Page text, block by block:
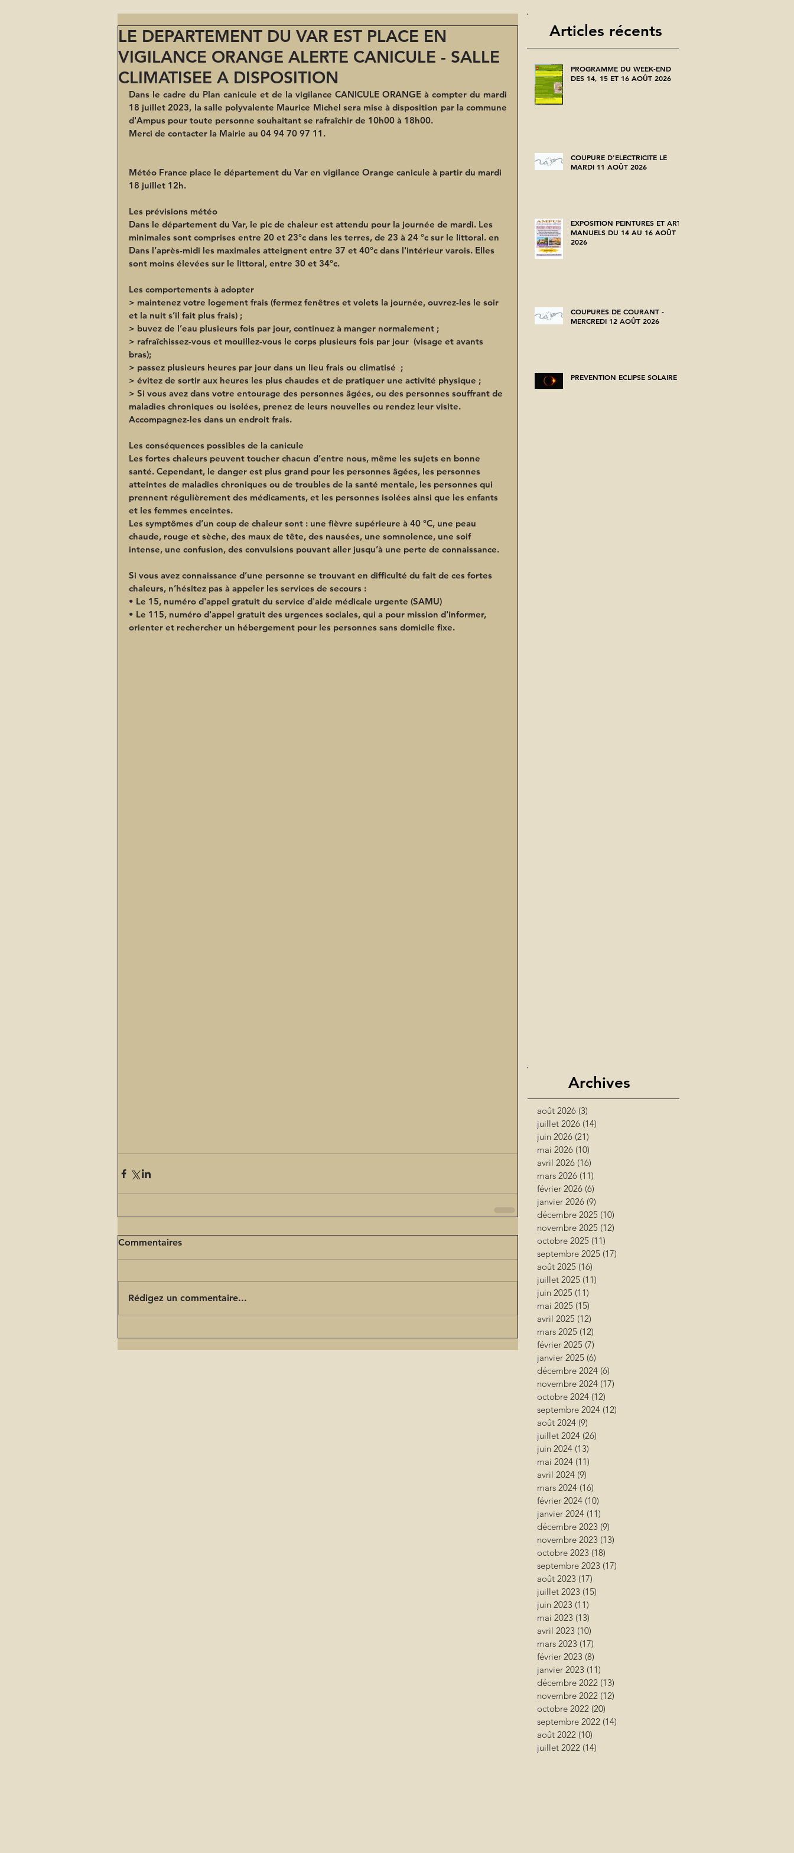
LE DEPARTEMENT DU VAR EST PLACE EN
VIGILANCE ORANGE ALERTE CANICULE - SALLE
CLIMATISEE A DISPOSITION
Dans le cadre du Plan canicule et de la vigilance CANICULE ORANGE à compter du mardi
18 juillet 2023, la salle polyvalente Maurice Michel sera mise à disposition par la commune
d'Ampus pour toute personne souhaitant se rafraîchir de 10h00 à 18h00.
Merci de contacter la Mairie au 04 94 70 97 11.
Météo France place le département du Var en vigilance Orange canicule à partir du mardi
18 juillet 12h.
Les prévisions météo
Dans le département du Var, le pic de chaleur est attendu pour la journée de mardi. Les
minimales sont comprises entre 20 et 23°c dans les terres, de 23 à 24 °c sur le littoral. en
Dans l’après-midi les maximales atteignent entre 37 et 40°c dans l'intérieur varois. Elles
sont moins élevées sur le littoral, entre 30 et 34°c.
Les comportements à adopter
> maintenez votre logement frais (fermez fenêtres et volets la journée, ouvrez-les le soir
et la nuit s’il fait plus frais) ;
> buvez de l’eau plusieurs fois par jour, continuez à manger normalement ;
> rafraîchissez-vous et mouillez-vous le corps plusieurs fois par jour  (visage et avants
bras);
> passez plusieurs heures par jour dans un lieu frais ou climatisé  ;
> évitez de sortir aux heures les plus chaudes et de pratiquer une activité physique ;
> Si vous avez dans votre entourage des personnes âgées, ou des personnes souffrant de
maladies chroniques ou isolées, prenez de leurs nouvelles ou rendez leur visite.
Accompagnez-les dans un endroit frais.
Les conséquences possibles de la canicule
Les fortes chaleurs peuvent toucher chacun d’entre nous, même les sujets en bonne
santé. Cependant, le danger est plus grand pour les personnes âgées, les personnes
atteintes de maladies chroniques ou de troubles de la santé mentale, les personnes qui
prennent régulièrement des médicaments, et les personnes isolées ainsi que les enfants
et les femmes enceintes.
Les symptômes d’un coup de chaleur sont : une fièvre supérieure à 40 °C, une peau
chaude, rouge et sèche, des maux de tête, des nausées, une somnolence, une soif
intense, une confusion, des convulsions pouvant aller jusqu’à une perte de connaissance.
Si vous avez connaissance d’une personne se trouvant en difficulté du fait de ces fortes
chaleurs, n’hésitez pas à appeler les services de secours :
• Le 15, numéro d'appel gratuit du service d'aide médicale urgente (SAMU)
• Le 115, numéro d'appel gratuit des urgences sociales, qui a pour mission d'informer,
orienter et rechercher un hébergement pour les personnes sans domicile fixe.
Commentaires
Rédigez un commentaire...
Articles récents
PROGRAMME DU WEEK-END
DES 14, 15 ET 16 AOÛT 2026
COUPURE D'ELECTRICITE LE
MARDI 11 AOÛT 2026
EXPOSITION PEINTURES ET ARTS
MANUELS DU 14 AU 16 AOÛT
2026
COUPURES DE COURANT -
MERCREDI 12 AOÛT 2026
PREVENTION ECLIPSE SOLAIRE
Archives
août 2026 (3)
juillet 2026 (14)
juin 2026 (21)
mai 2026 (10)
avril 2026 (16)
mars 2026 (11)
février 2026 (6)
janvier 2026 (9)
décembre 2025 (10)
novembre 2025 (12)
octobre 2025 (11)
septembre 2025 (17)
août 2025 (16)
juillet 2025 (11)
juin 2025 (11)
mai 2025 (15)
avril 2025 (12)
mars 2025 (12)
février 2025 (7)
janvier 2025 (6)
décembre 2024 (6)
novembre 2024 (17)
octobre 2024 (12)
septembre 2024 (12)
août 2024 (9)
juillet 2024 (26)
juin 2024 (13)
mai 2024 (11)
avril 2024 (9)
mars 2024 (16)
février 2024 (10)
janvier 2024 (11)
décembre 2023 (9)
novembre 2023 (13)
octobre 2023 (18)
septembre 2023 (17)
août 2023 (17)
juillet 2023 (15)
juin 2023 (11)
mai 2023 (13)
avril 2023 (10)
mars 2023 (17)
février 2023 (8)
janvier 2023 (11)
décembre 2022 (13)
novembre 2022 (12)
octobre 2022 (20)
septembre 2022 (14)
août 2022 (10)
juillet 2022 (14)